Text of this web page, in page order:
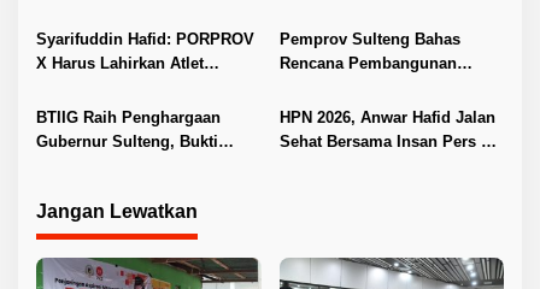
Syarifuddin Hafid: PORPROV
X Harus Lahirkan Atlet
Pemprov Sulteng Bahas
Rencana Pembangunan
BTIIG Raih Penghargaan
Gubernur Sulteng, Bukti
HPN 2026, Anwar Hafid Jalan
Sehat Bersama Insan Pers di
Jangan Lewatkan